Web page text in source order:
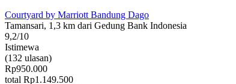
Courtyard by Marriott Bandung Dago
Tamansari, 1,3 km dari Gedung Bank Indonesia
9,2/10
Istimewa
(132 ulasan)
Rp950.000
total Rp1.149.500